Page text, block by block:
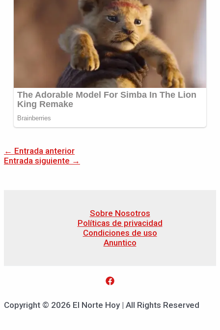
← Entrada anterior
Entrada siguiente →
Sobre Nosotros
Políticas de privacidad
Condiciones de uso
Anuntico
Copyright © 2026 El Norte Hoy | All Rights Reserved